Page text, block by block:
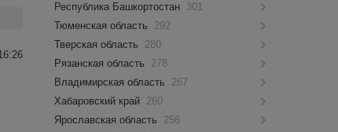
Республика Башкортостан 301
Тюменская область
292
Тверская область
280
Рязанская область
278
Владимирская область
267
Хабаровский край 260
Ярославская область
256